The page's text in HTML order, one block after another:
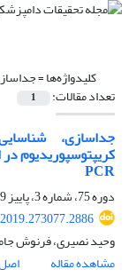
کلیدواژه‌ها =
تعداد مقالات: 1
جداسازی،
PCR
دوره 75، شماره 3، پاییز 1399، صفحه
وحید نصیری، فرنوش
مشاهده مقاله